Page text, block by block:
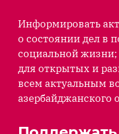
Информировать
о состоянии дел в
социальной
для открытых и
всем актуальным
азербайджанского